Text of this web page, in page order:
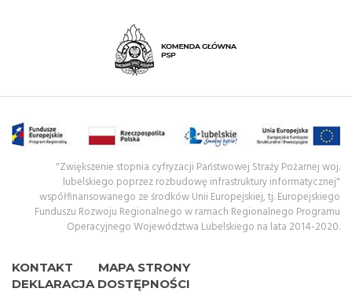
KONTAKT
MAPA STRONY
DEKLARACJA DOSTĘPNOŚCI
"Zwiększenie stopnia cyfryzacji Państwowej Straży Pożarnej woj.
lubelskiego poprzez rozbudowę infrastruktury informatycznej"
współfinansowanego ze środków Unii Europejskiej, tj. Europejskiego
Funduszu Rozwoju Regionalnego w ramach Regionalnego Programu
Operacyjnego Województwa Lubelskiego na lata 2014-2020.